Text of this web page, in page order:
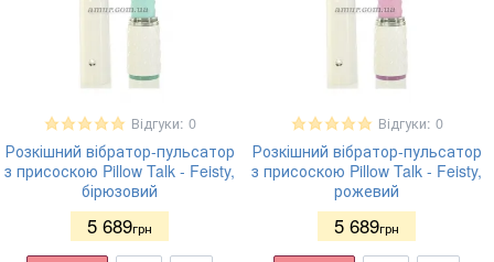
Відгуки: 0
Розкішний вібратор-пульсатор
з присоскою Pillow Talk - Feisty,
бірюзовий
5 689грн
Відгуки: 0
Розкішний вібратор-пульсатор
з присоскою Pillow Talk - Feisty,
рожевий
5 689грн